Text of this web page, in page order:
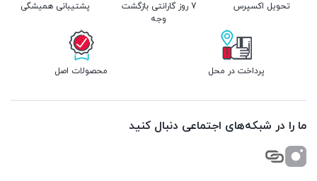
تحویل اکسپرس
7 روز گارانتی بازگشت
وجه
پشتیبانی همیشگی
پرداخت در محل محصولات اصل
ما را در شبکه‌های اجتماعی دنبال کنید